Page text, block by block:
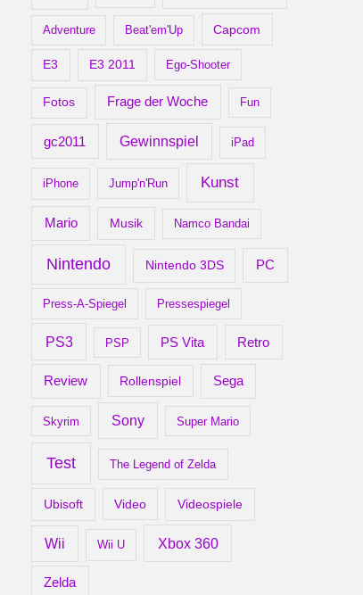
Adventure Beat'em'Up Capcom
E3 E3 2011 Ego-Shooter
Fotos Frage der Woche Fun
gc2011 Gewinnspiel iPad
iPhone Jump'n'Run Kunst
Mario Musik Namco Bandai
Nintendo Nintendo 3DS PC
Press-A-Spiegel Pressespiegel
PS3 PSP PS Vita Retro
Review Rollenspiel Sega
Skyrim Sony Super Mario
Test The Legend of Zelda
Ubisoft Video Videospiele
Wii Wii U Xbox 360
Zelda